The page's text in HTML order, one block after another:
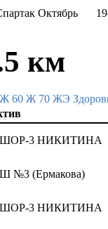
Октябрь
км
Ж 60 Ж 70 ЖЭ
3 НИКИТИНА
№3 (Ермакова)
3 НИКИТИНА